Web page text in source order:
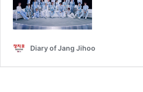
Diary of Jang Jihoo